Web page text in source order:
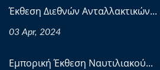
Έκθεση Διεθνών Ανταλλακτικών...
03 Apr, 2024
Εμπορική Έκθεση Ναυτιλιακού...